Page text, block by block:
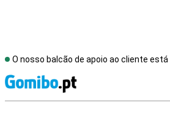
O nosso balcão de apoio ao cliente está